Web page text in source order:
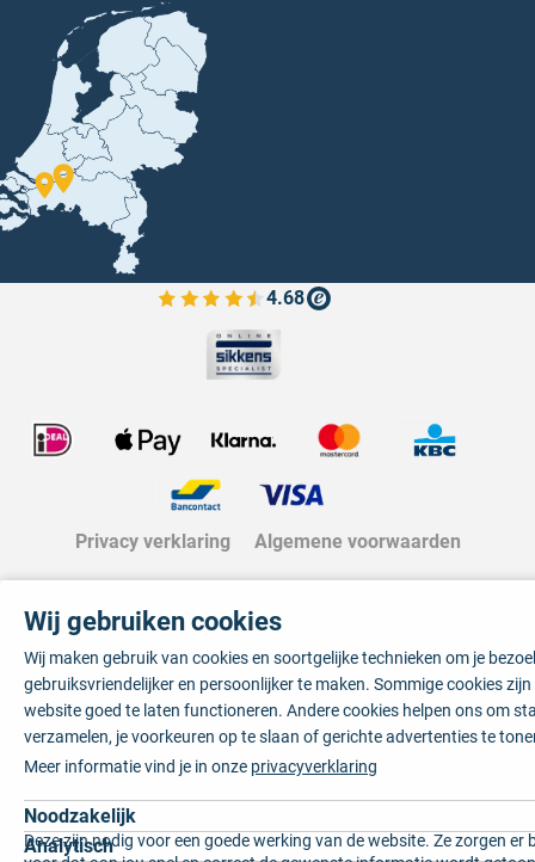
4.68
Bekijk de verfplaza beoordelingen
Privacy verklaring Algemene voorwaarden
Wij gebruiken cookies
Wij maken gebruik van cookies en soortgelijke technieken om je
gebruiksvriendelijker en persoonlijker te maken. Sommige cookies
website goed te laten functioneren. Andere cookies helpen ons om
verzamelen, je voorkeuren op te slaan of gerichte advertenties te
Meer informatie vind je in onze privacyverklaring
Noodzakelijk
Deze zijn nodig voor een goede werking van de website. Ze zorgen er
Analytisch